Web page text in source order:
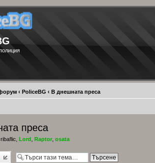
‹ PoliceBG ‹ В днешната преса
преса
ribaflic Lord Raptor osata